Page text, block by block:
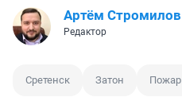
Артём Стромилов
Редактор
Сретенск Затон Пожар